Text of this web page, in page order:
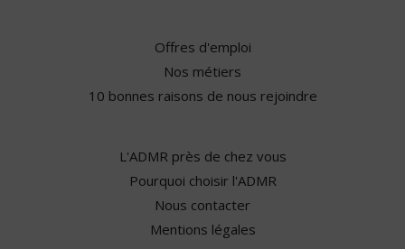
Offres d'emploi
Nos métiers
10 bonnes raisons de nous rejoindre
L'ADMR près de chez vous
Pourquoi choisir l'ADMR
Nous contacter
Mentions légales